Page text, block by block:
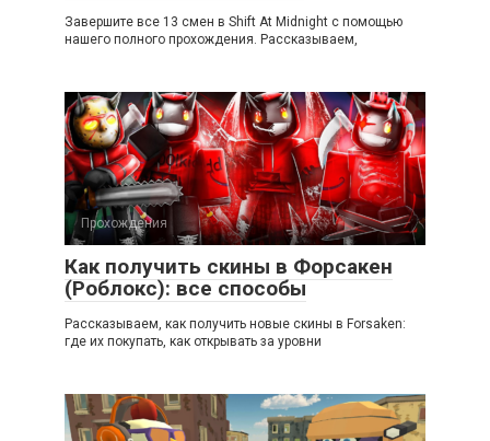
Завершите все 13 смен в Shift At Midnight с помощью
нашего полного прохождения. Рассказываем,
Прохождения
Как получить скины в Форсакен
(Роблокс): все способы
Рассказываем, как получить новые скины в Forsaken:
где их покупать, как открывать за уровни